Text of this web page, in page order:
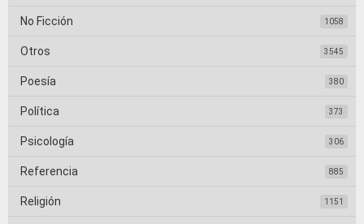
No Ficción 1058
Otros 3545
Poesía 380
Política 373
Psicología 306
Referencia 885
Religión 1151